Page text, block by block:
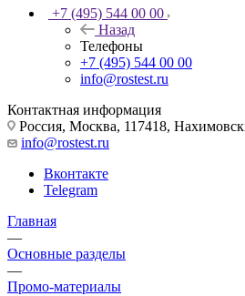
+7 (495) 544 00 00
Назад
Телефоны
+7 (495) 544 00 00
info@rostest.ru
Контактная информация
Россия, Москва, 117418,
info@rostest.ru
Вконтакте
Telegram
Главная
—
Основные разделы
—
Промо-материалы